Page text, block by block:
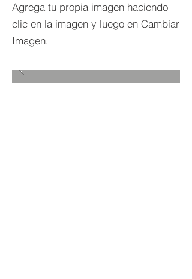
Agrega tu propia imagen haciendo
clic en la imagen y luego en Cambiar
Imagen.